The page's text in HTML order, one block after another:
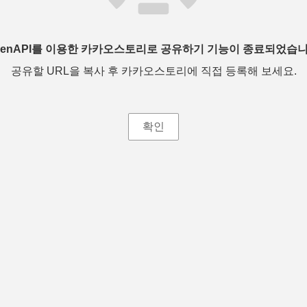
를 이용한 카카오스토리로 공유하기 기능이 종료되었습
공유할 URL을 복사 후 카카오스토리에 직접 등록해 보세요.
확인